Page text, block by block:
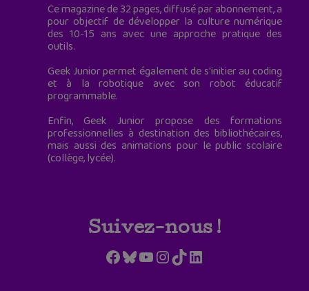
Ce magazine de 32 pages, diffusé par abonnement, a
pour objectif de développer la culture numérique
des 10-15 ans avec une approche pratique des
outils.
Geek Junior permet également de s'initier au coding
et à la robotique avec son robot éducatif
programmable.
Enfin, Geek Junior propose des formations
professionnelles à destination des bibliothécaires,
mais aussi des animations pour le public scolaire
(collège, lycée).
Suivez-nous !
Facebook
Bluesky
YouTube
Instagram
TikTokLinkedIn